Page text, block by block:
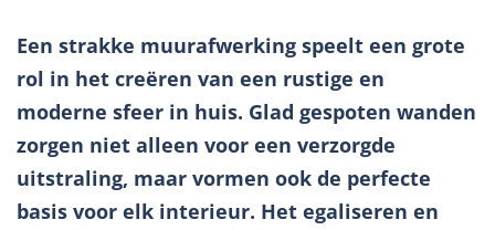
Een strakke muurafwerking speelt een grote
rol in het creëren van een rustige en
moderne sfeer in huis. Glad gespoten wanden
zorgen niet alleen voor een verzorgde
uitstraling, maar vormen ook de perfecte
basis voor elk interieur. Het egaliseren en